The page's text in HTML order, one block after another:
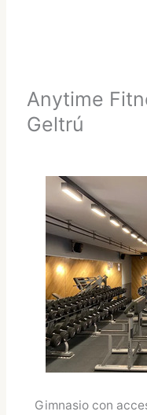
Anytime
Geltrú
Gimnasio con